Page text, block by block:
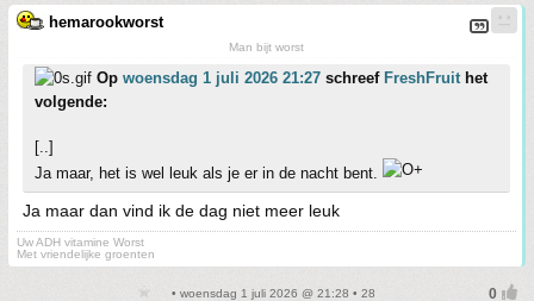
hemarookworst
Man bijt worst
Op woensdag 1 juli 2026 21:27 schreef FreshFruithet
volgende:
[..]
Ja maar, het is wel leuk als je er in de nacht bent.
Ja maar dan vind ik de dag niet meer leuk
Uw ADH vitamine Worst
Met vriendelijke groenten
• woensdag 1 juli 2026 @ 21:28 • 28